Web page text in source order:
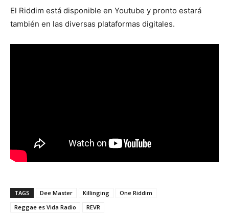
El Riddim está disponible en Youtube y pronto estará
también en las diversas plataformas digitales.
TAGS Dee Master Killinging
One Riddim
Reggae es Vida Radio
REVR